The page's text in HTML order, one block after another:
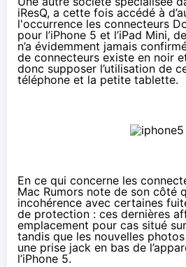
iResQ, a cette fois accédé à
l'occurrence les connecteurs
pour l’iPhone 5 et l’iPad Mini,
n’a évidemment jamais
de connecteurs existe en noir
donc supposer l’utilisation de
téléphone et la petite tablette.
En ce qui concerne les
Mac Rumors note de son côté
incohérence avec certaines
de protection : ces dernières
emplacement pour cas situé
tandis que les nouvelles
une prise jack en bas de
l’iPhone 5.